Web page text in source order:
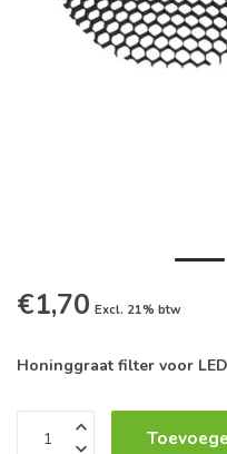
€1,70 Excl. 21% btw
Honinggraat filter voor